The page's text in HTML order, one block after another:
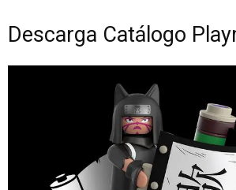
Descarga Catálogo